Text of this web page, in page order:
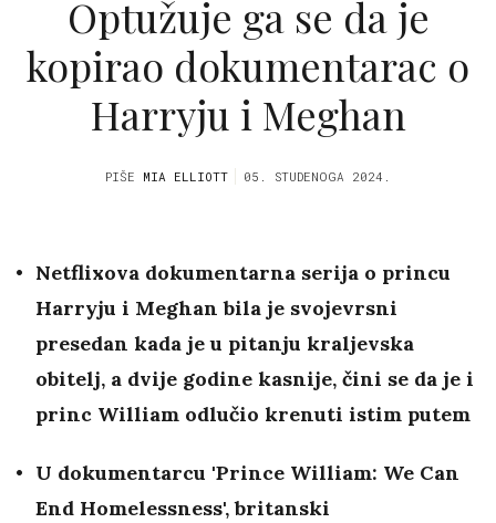
Optužuje ga se da je
kopirao dokumentarac o
Harryju i Meghan
PIŠE MIA ELLIOTT 05. STUDENOGA 2024.
Netflixova dokumentarna serija o princu
Harryju i Meghan bila je svojevrsni
presedan kada je u pitanju kraljevska
obitelj, a dvije godine kasnije, čini se da je i
princ William odlučio krenuti istim putem
U dokumentarcu 'Prince William: We Can
End Homelessness', britanski